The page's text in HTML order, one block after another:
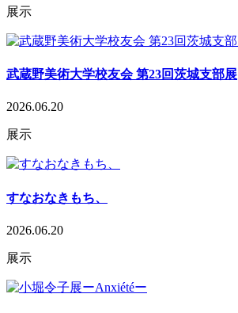
展示
武蔵野美術大学校友会 第23回茨城支部展
2026.06.20
展示
すなおなきもち、
2026.06.20
展示